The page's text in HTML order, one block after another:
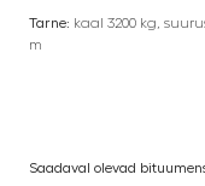
Tarne: kaal 3200 kg,
m
Saadaval olevad